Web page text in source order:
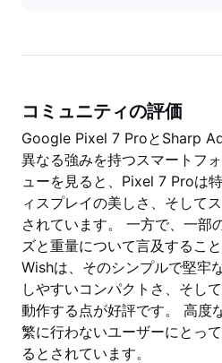
コミュニティの評価
Google Pixel 7 ProとSharp
異なる強みを持つスマートフ
ューを見ると、Pixel 7 Proは
ィスプレイの美しさ、そして
されています。 一方で、一部
ズと重量について言及するこ
Wishは、そのシンプルで堅牢
しやすいコンパクトさ、そし
動作する点が好評です。 高度
繁に行わないユーザーにとっ
るとされています。